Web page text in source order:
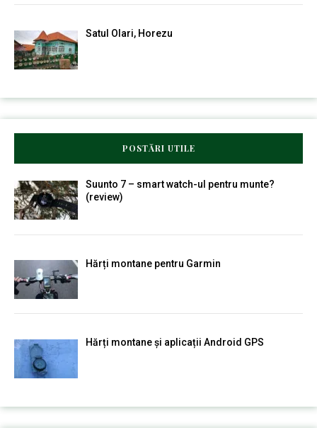
Satul Olari, Horezu
POSTĂRI UTILE
Suunto 7 – smart watch-ul pentru munte?
(review)
Hărți montane pentru Garmin
Hărți montane și aplicații Android GPS